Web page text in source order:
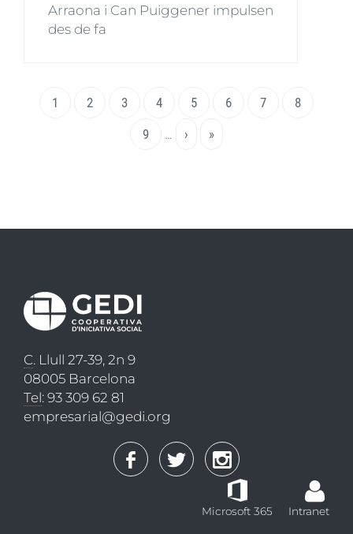
Arraona i Can Puiggener impulsen
des de fa
PaginacióPàgina
1 Page
2 Page
3 Page
4 Page
5 Page
6 Page
7 Page
8
Page
9 …
Pàgina
›
Última
»
C. Llull 27-39, 2n 9
08005 Barcelona
Tel: 93 309 62 81
empresarial@gedi.org
Microsoft 365 Intranet